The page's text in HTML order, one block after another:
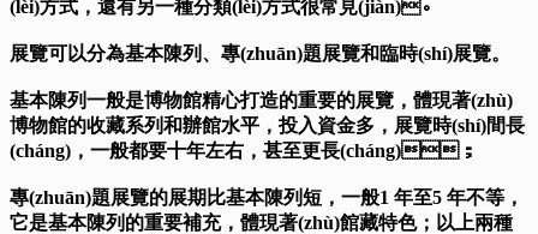
(lèi)方式，還有另一種分類(lèi)方式很常見(jiàn)。
展覽可以分為基本陳列、專(zhuān)題展覽和臨時(shí)展覽。
基本陳列一般是博物館精心打造的重要的展覽，體現著(zhù)
博物館的收藏系列和辦館水平，投入資金多，展覽時(shí)間長
(cháng)，一般都要十年左右，甚至更長(cháng)；
專(zhuān)題展覽的展期比基本陳列短，一般1 年至5 年不等，
它是基本陳列的重要補充，體現著(zhù)館藏特色；以上兩種